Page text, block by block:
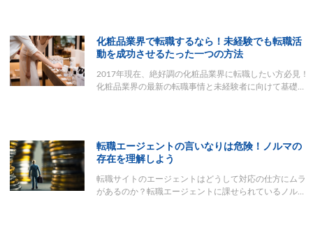
化粧品業界で転職するなら！未経験でも転職活
動を成功させるたった一つの方法
2017年現在、絶好調の化粧品業界に転職したい方必見！
化粧品業界の最新の転職事情と未経験者に向けて基礎…
転職エージェントの言いなりは危険！ノルマの
存在を理解しよう
転職サイトのエージェントはどうして対応の仕方にムラ
があるのか？転職エージェントに課せられているノル…